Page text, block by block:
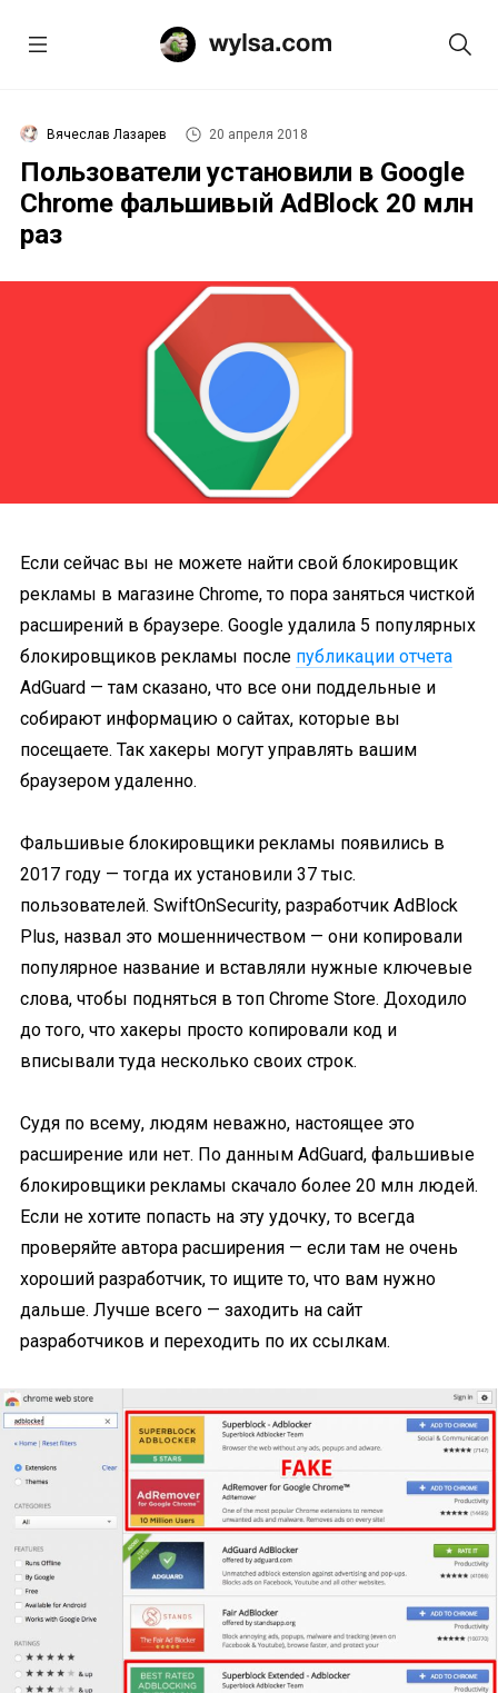
Вячеслав Лазарев 20 апреля 2018
Пользователи установили в Google
Chrome фальшивый AdBlock 20 млн
раз
Если сейчас вы не можете найти свой блокировщик
рекламы в магазине Chrome, то пора заняться чисткой
расширений в браузере. Google удалила 5 популярных
блокировщиков рекламы после публикации отчета
AdGuard — там сказано, что все они поддельные и
собирают информацию о сайтах, которые вы
посещаете. Так хакеры могут управлять вашим
браузером удаленно.
Фальшивые блокировщики рекламы появились в
2017 году — тогда их установили 37 тыс.
пользователей. SwiftOnSecurity, разработчик AdBlock
Plus, назвал это мошенничеством — они копировали
популярное название и вставляли нужные ключевые
слова, чтобы подняться в топ Chrome Store. Доходило
до того, что хакеры просто копировали код и
вписывали туда несколько своих строк.
Судя по всему, людям неважно, настоящее это
расширение или нет. По данным AdGuard, фальшивые
блокировщики рекламы скачало более 20 млн людей.
Если не хотите попасть на эту удочку, то всегда
проверяйте автора расширения — если там не очень
хороший разработчик, то ищите то, что вам нужно
дальше. Лучше всего — заходить на сайт
разработчиков и переходить по их ссылкам.